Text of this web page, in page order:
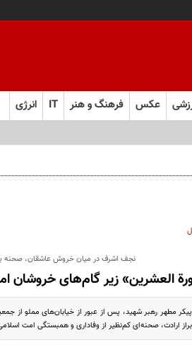
عکس فرهنگ و هنر IT انرژی
سیاره آمده؟!
نجف اشرف در میان خروش عاشقان، صحنه
العشرین» زیر گام‌های خروشان
مطهر رهبر شهید، پس از عبور از خیابان‌های مملو از
ارادت، صحنه‌ای کم‌نظیر از وفاداری و همبستگی امت اسلامی